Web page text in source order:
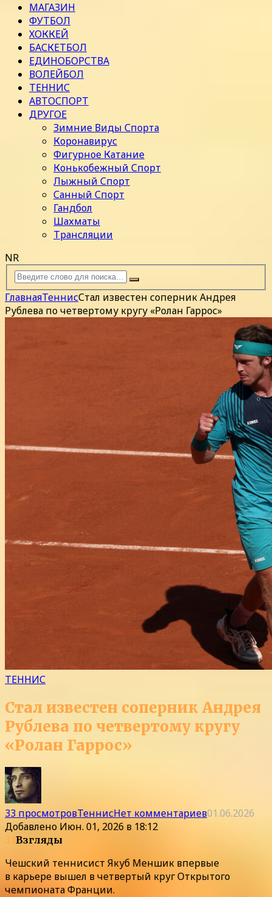
МАГАЗИН
ФУТБОЛ
ХОККЕЙ
БАСКЕТБОЛ
ЕДИНОБОРСТВА
ВОЛЕЙБОЛ
ТЕННИС
АВТОСПОРТ
ДРУГОЕ
Зимние Виды Спорта
Коронавирус
Фигурное Катание
Конькобежный Спорт
Лыжный Спорт
Санный Спорт
Гандбол
Шахматы
Трансляции
NR
ГлавнаяТеннисСтал известен соперник Андрея
Рублева по четвертому кругу «Ролан Гаррос»
ТЕННИС
Стал известен соперник Андрея
Рублева по четвертому кругу
«Ролан Гаррос»
33 просмотровТеннисНет комментариев01.06.2026
Добавлено Июн. 01, 2026 в 18:12
33Взгляды
Чешский теннисист Якуб Меншик впервые
в карьере вышел в четвертый круг Открытого
чемпионата Франции.